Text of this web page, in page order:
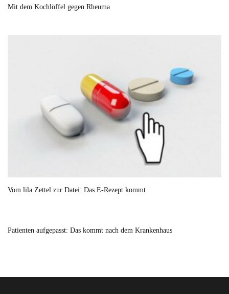
Mit dem Kochlöffel gegen Rheuma
Vom lila Zettel zur Datei: Das E-Rezept kommt
Patienten aufgepasst: Das kommt nach dem Krankenhaus